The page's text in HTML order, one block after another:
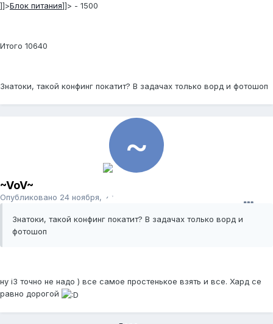
]]>Блок питания]]> - 1500
Итого 10640
Знатоки, такой конфинг покатит? В задачах только ворд и фотошоп
~VoV~
Опубликовано 24 ноября, 2011
Знатоки, такой конфинг покатит? В задачах только ворд и
фотошоп
ну i3 точно не надо ) все самое простенькое взять и все. Хард се
равно дорогой